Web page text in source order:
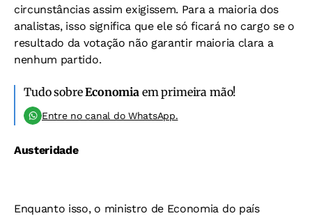
circunstâncias assim exigissem. Para a maioria dos
analistas, isso significa que ele só ficará no cargo se o
resultado da votação não garantir maioria clara a
nenhum partido.
Tudo sobreEconomiaem primeira mão!
Entre no canal do WhatsApp.
Austeridade
Enquanto isso, o ministro de Economia do país